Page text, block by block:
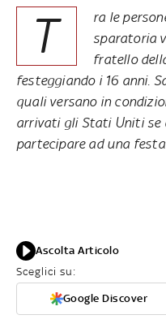
T
ra le
sparatoria
fratello
festeggiando i 16 anni.
quali versano in
arrivati gli Stati Uniti se
partecipare ad una
Ascolta Articolo
Sceglici su:
Google Discover